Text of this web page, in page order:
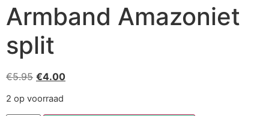
Armband Amazoniet
split
€5.95 €4.00
2 op voorraad